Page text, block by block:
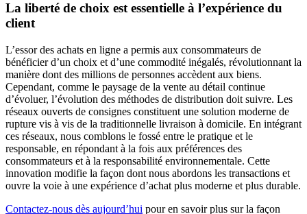
La liberté de choix est essentielle à l’expérience du
client
L’essor des achats en ligne a permis aux consommateurs de
bénéficier d’un choix et d’une commodité inégalés, révolutionnant la
manière dont des millions de personnes accèdent aux biens.
Cependant, comme le paysage de la vente au détail continue
d’évoluer, l’évolution des méthodes de distribution doit suivre. Les
réseaux ouverts de consignes constituent une solution moderne de
rupture vis à vis de la traditionnelle livraison à domicile. En intégrant
ces réseaux, nous comblons le fossé entre le pratique et le
responsable, en répondant à la fois aux préférences des
consommateurs et à la responsabilité environnementale. Cette
innovation modifie la façon dont nous abordons les transactions et
ouvre la voie à une expérience d’achat plus moderne et plus durable.
Contactez-nous dès aujourd’hui pour en savoir plus sur la façon